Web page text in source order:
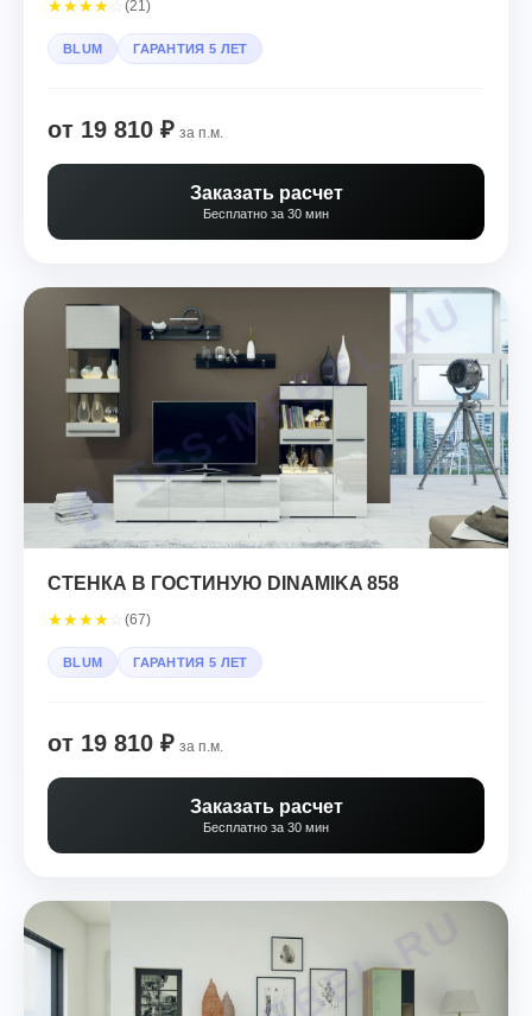
★★★★ (21)
BLUM ГАРАНТИЯ 5 ЛЕТ
от 19 810 ₽ за п.м.
Заказать расчет
Бесплатно за 30 мин
СТЕНКА В ГОСТИНУЮ DINAMIKA 858
★★★★ (67)
BLUM ГАРАНТИЯ 5 ЛЕТ
от 19 810 ₽ за п.м.
Заказать расчет
Бесплатно за 30 мин